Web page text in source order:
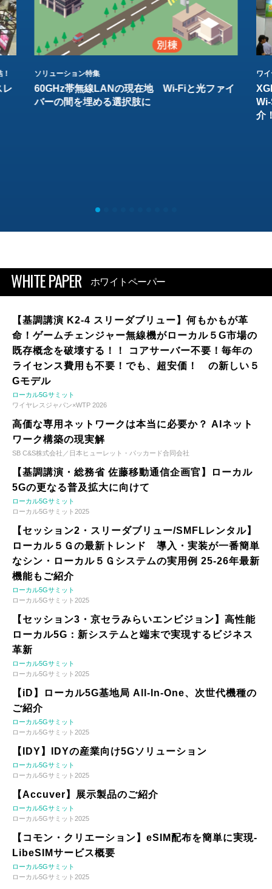
レ
ソリューション特集
60GHz帯無線LANの現在地 Wi-Fiと光ファイ
バーの間を埋める選択肢に
ワ
介
WHITE PAPER ホワイトペーパー
【基調講演 K2-4 スリーダブリュー】何もかもが革
命！ゲームチェンジャー無線機がローカル５G市場の
既存概念を破壊する！！ コアサーバー不要！毎年の
ライセンス費用も不要！でも、超安価！ の新しい５
Gモデル
ローカル5Gサミット
ワイヤレスジャパン×WTP 2026
高価な専用ネットワークは本当に必要か？ AIネット
ワーク構築の現実解
SB C&S株式会社／日本ヒューレット・パッカード合同会社
【基調講演・総務省 佐藤移動通信企画官】ローカル
5Gの更なる普及拡大に向けて
ローカル5Gサミット
ローカル5Gサミット2025
【セッション2・スリーダブリュー/SMFLレンタル】
ローカル５Ｇの最新トレンド 導入・実装が一番簡単
なシン・ローカル５Ｇシステムの実用例 25-26年最新
機能もご紹介
ローカル5Gサミット
ローカル5Gサミット2025
【セッション3・京セラみらいエンビジョン】高性能
ローカル5G：新システムと端末で実現するビジネス
革新
ローカル5Gサミット
ローカル5Gサミット2025
【iD】ローカル5G基地局 All-In-One、次世代機種の
ご紹介
ローカル5Gサミット
ローカル5Gサミット2025
【IDY】IDYの産業向け5Gソリューション
ローカル5Gサミット
ローカル5Gサミット2025
【Accuver】展示製品のご紹介
ローカル5Gサミット
ローカル5Gサミット2025
【コモン・クリエーション】eSIM配布を簡単に実現-
LibeSIMサービス概要
ローカル5Gサミット
ローカル5Gサミット2025